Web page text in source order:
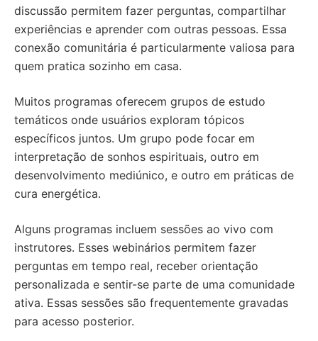
discussão permitem fazer perguntas, compartilhar
experiências e aprender com outras pessoas. Essa
conexão comunitária é particularmente valiosa para
quem pratica sozinho em casa.
Muitos programas oferecem grupos de estudo
temáticos onde usuários exploram tópicos
específicos juntos. Um grupo pode focar em
interpretação de sonhos espirituais, outro em
desenvolvimento mediúnico, e outro em práticas de
cura energética.
Alguns programas incluem sessões ao vivo com
instrutores. Esses webinários permitem fazer
perguntas em tempo real, receber orientação
personalizada e sentir-se parte de uma comunidade
ativa. Essas sessões são frequentemente gravadas
para acesso posterior.